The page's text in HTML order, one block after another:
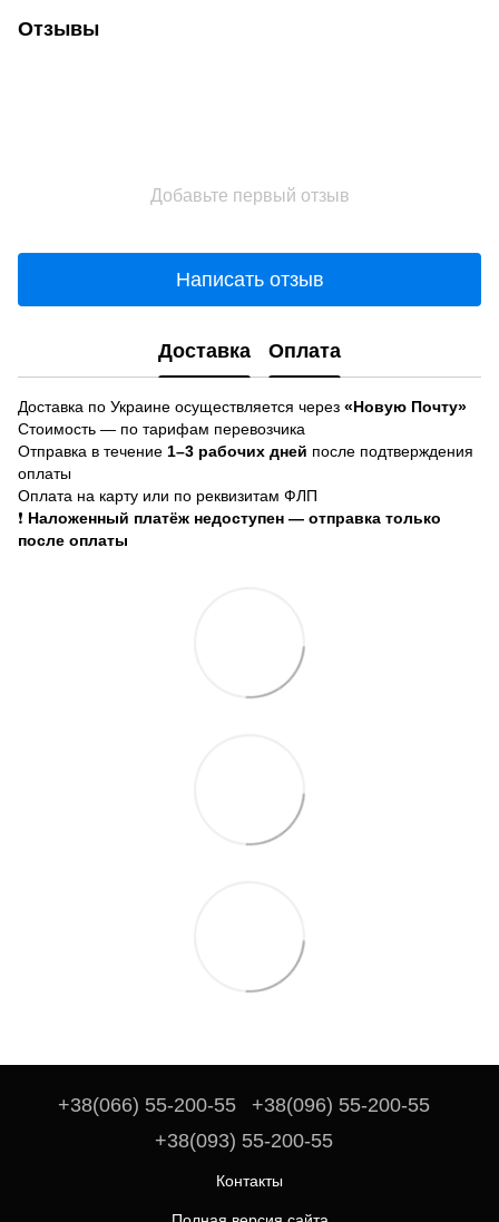
Отзывы
Добавьте первый отзыв
Написать отзыв
Доставка Оплата
Доставка по Украине осуществляется через «Новую Почту»
Стоимость — по тарифам перевозчика
Отправка в течение 1–3 рабочих дней после подтверждения
оплаты
Оплата на карту или по реквизитам ФЛП
❗ Наложенный платёж недоступен — отправка только
после оплаты
+38(066) 55-200-55
+38(096) 55-200-55
+38(093) 55-200-55
Контакты